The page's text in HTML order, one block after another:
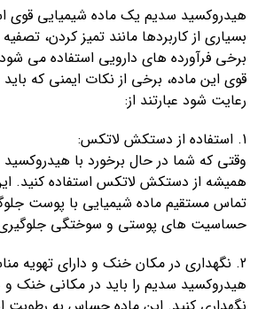
هیدروکسید سدیم یک ماده شیمیایی قوی
بسیاری از کاربردها مانند تمیز کردن،
برخی فرآورده های دارویی استفاده می
قوی این ماده، برخی از نکات ایمنی که باید
رعایت شود عبارتند از:
1. استفاده از دستکش لاتکس:
وقتی که شما در حال برخورد با
همیشه از دستکش لاتکس استفاده کنید.
تماس مستقیم ماده شیمیایی با پوست
حساسیت های پوستی و سوختگی
2. نگهداری در مکان خنک و دارای تهویه مناسب:
هیدروکسید سدیم را باید در مکانی خنک و